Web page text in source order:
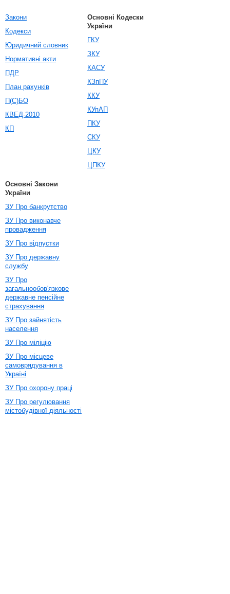
Закони
Кодекси
Юридичний словник
Нормативні акти
ПДР
План рахунків
П(С)БО
КВЕД-2010
КП
Основні Кодески
України
ГКУ
ЗКУ
КАСУ
КЗпПУ
ККУ
КУпАП
ПКУ
СКУ
ЦКУ
ЦПКУ
Основні Закони
України
ЗУ Про банкрутство
ЗУ Про виконавче
провадження
ЗУ Про відпустки
ЗУ Про державну
службу
ЗУ Про
загальнообов'язкове
державне пенсійне
страхування
ЗУ Про зайнятість
населення
ЗУ Про міліцію
ЗУ Про місцеве
самоврядування в
Україні
ЗУ Про охорону праці
ЗУ Про регулювання
містобудівної діяльності